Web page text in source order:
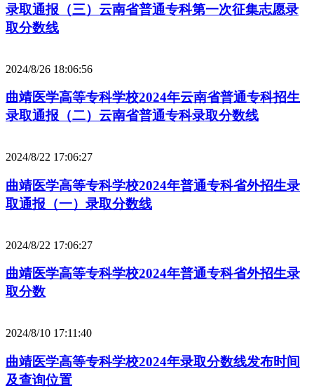
录取通报（三）云南省普通专科第一次征集志愿录
取分数线
2024/8/26 18:06:56
曲靖医学高等专科学校2024年云南省普通专科招生
录取通报（二）云南省普通专科录取分数线
2024/8/22 17:06:27
曲靖医学高等专科学校2024年普通专科省外招生录
取通报（一）录取分数线
2024/8/22 17:06:27
曲靖医学高等专科学校2024年普通专科省外招生录
取分数
2024/8/10 17:11:40
曲靖医学高等专科学校2024年录取分数线发布时间
及查询位置